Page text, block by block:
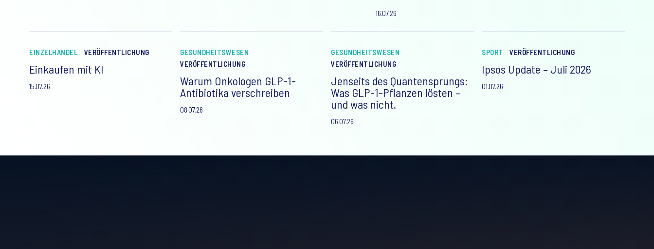
16.07.26
EINZELHANDEL VERÖFFENTLICHUNG
Einkaufen mit KI
15.07.26
GESUNDHEITSWESEN
VERÖFFENTLICHUNG
Warum Onkologen GLP-1-
Antibiotika verschreiben
08.07.26
GESUNDHEITSWESEN
VERÖFFENTLICHUNG
Jenseits des Quantensprungs:
Was GLP-1-Pflanzen lösten –
und was nicht.
06.07.26
SPORT VERÖFFENTLICHUNG
Ipsos Update – Juli 2026
01.07.26